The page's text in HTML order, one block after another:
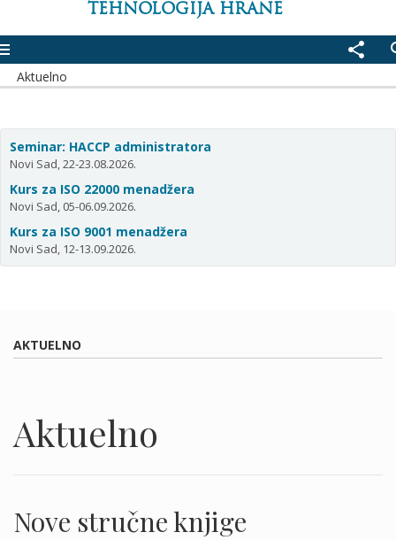
TEHNOLOGIJA HRANE
share
Aktuelno
Seminar: HACCP administratora
Novi Sad, 22-23.08.2026.
Kurs za ISO 22000 menadžera
Novi Sad, 05-06.09.2026.
Kurs za ISO 9001 menadžera
Novi Sad, 12-13.09.2026.
AKTUELNO
Aktuelno
Nove stručne knjige